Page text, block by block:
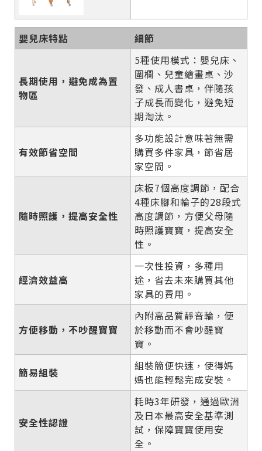
嬰兒床特點 細節
長期使用，避免成為置
物區
5種使用模式：嬰兒床、
圍欄、兒童繪畫桌、沙
發、成人書桌，伴隨孩
子成長而變化，避免短
期淘汰。
有效節省空間
多功能設計意味著無需
購買多件家具，節省居
家空間。
隨時照護，提高安全性
床板7個高度調節，配合
4種床腳和輪子的28段式
高度調節，方便父母隨
時照護寶寶，提高安全
性。
經濟效益高
一次性投資，多種用
途，省去未來購買其他
家具的費用。
方便移動，不吵醒寶寶
內附高品質靜音輪，便
於移動而不會吵醒寶
寶。
簡易組裝
組裝簡便快速，使得媽
媽也能輕鬆完成安裝。
安全性認證
耗時3年研發，通過歐洲
及日本最高安全基準測
試，保障寶寶使用安
全。